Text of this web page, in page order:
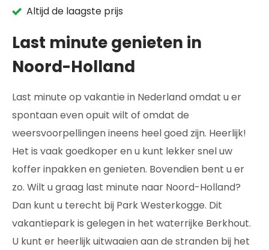
Altijd de laagste prijs
Last minute genieten in
Noord-Holland
Last minute op vakantie in Nederland omdat u er
spontaan even opuit wilt of omdat de
weersvoorpellingen ineens heel goed zijn. Heerlijk!
Het is vaak goedkoper en u kunt lekker snel uw
koffer inpakken en genieten. Bovendien bent u er
zo. Wilt u graag last minute naar Noord-Holland?
Dan kunt u terecht bij Park Westerkogge. Dit
vakantiepark is gelegen in het waterrijke Berkhout.
U kunt er heerlijk uitwaaien aan de stranden bij het